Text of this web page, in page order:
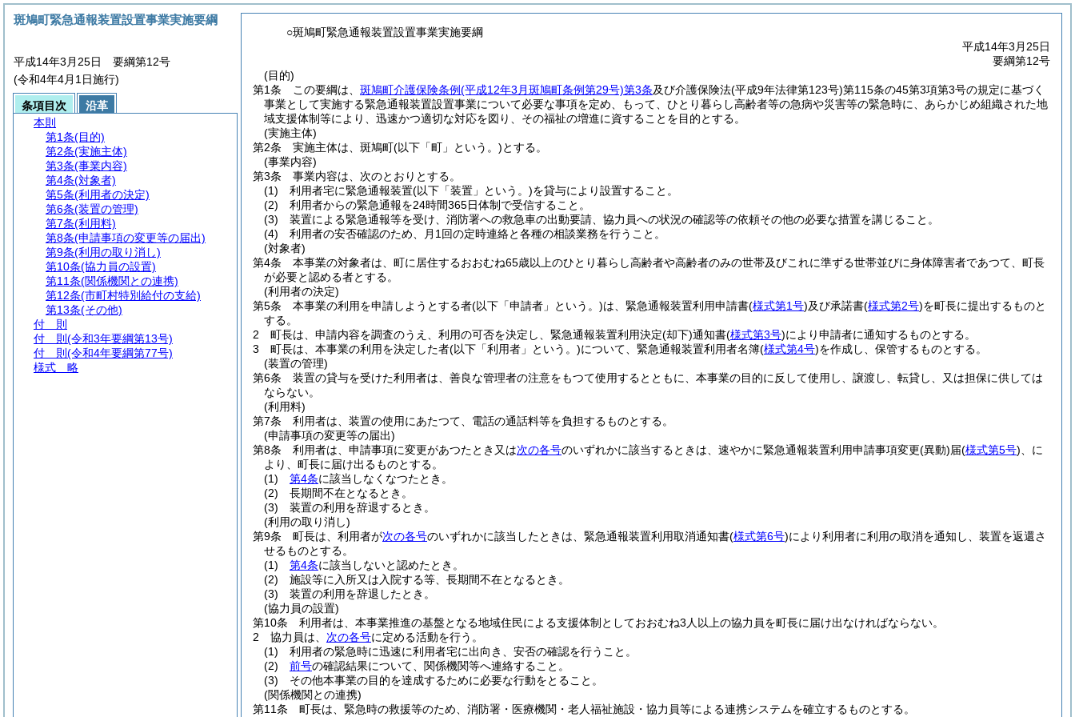
○斑鳩町緊急通報装置設置事業実施要綱
平成14年3月25日
要綱第12号
(目的)
第1条
この要綱は、 斑鳩町介護保険条例(平成12年3月斑鳩町条例第29号)第3条及び介護保険法(平成9年法律第123号)第115条の45第3項第3号の規定に基づく
事業として実施する緊急通報装置設置事業について必要な事項を定め、もって、ひとり暮らし高齢者等の急病や災害等の緊急時に、あらかじめ組織された地
域支援体制等により、迅速かつ適切な対応を図り、その福祉の増進に資することを目的とする。
(実施主体)
第2条
実施主体は、斑鳩町(以下「町」という。)とする。
(事業内容)
第3条
事業内容は、次のとおりとする。
(1)
利用者宅に緊急通報装置(以下「装置」という。)を貸与により設置すること。
(2)
利用者からの緊急通報を24時間365日体制で受信すること。
(3)
装置による緊急通報等を受け、消防署への救急車の出動要請、協力員への状況の確認等の依頼その他の必要な措置を講じること。
(4)
利用者の安否確認のため、月1回の定時連絡と各種の相談業務を行うこと。
(対象者)
第4条
本事業の対象者は、町に居住するおおむね65歳以上のひとり暮らし高齢者や高齢者のみの世帯及びこれに準ずる世帯並びに身体障害者であつて、町長
が必要と認める者とする。
(利用者の決定)
第5条
本事業の利用を申請しようとする者(以下「申請者」という。)は、緊急通報装置利用申請書(様式第1号)及び承諾書(様式第2号)を町長に提出するものと
する。
2
町長は、申請内容を調査のうえ、利用の可否を決定し、緊急通報装置利用決定(却下)通知書(様式第3号)により申請者に通知するものとする。
3
町長は、本事業の利用を決定した者(以下「利用者」という。)について、緊急通報装置利用者名簿(様式第4号)を作成し、保管するものとする。
(装置の管理)
第6条
装置の貸与を受けた利用者は、善良な管理者の注意をもつて使用するとともに、本事業の目的に反して使用し、譲渡し、転貸し、又は担保に供しては
ならない。
(利用料)
第7条
利用者は、装置の使用にあたつて、電話の通話料等を負担するものとする。
(申請事項の変更等の届出)
第8条
利用者は、申請事項に変更があつたとき又は次の各号のいずれかに該当するときは、速やかに緊急通報装置利用申請事項変更(異動)届(様式第5号) 、に
より、町長に届け出るものとする。
(1)
第4条に該当しなくなつたとき。
(2)
長期間不在となるとき。
(3)
装置の利用を辞退するとき。
(利用の取り消し)
第9条
町長は、利用者が次の各号のいずれかに該当したときは、緊急通報装置利用取消通知書(様式第6号)により利用者に利用の取消を通知し、装置を返還さ
せるものとする。
(1)
第4条に該当しないと認めたとき。
(2)
施設等に入所又は入院する等、長期間不在となるとき。
(3)
装置の利用を辞退したとき。
(協力員の設置)
第10条
利用者は、本事業推進の基盤となる地域住民による支援体制としておおむね3人以上の協力員を町長に届け出なければならない。
2
協力員は、 次の各号に定める活動を行う。
(1)
利用者の緊急時に迅速に利用者宅に出向き、安否の確認を行うこと。
(2)
前号の確認結果について、関係機関等へ連絡すること。
(3)
その他本事業の目的を達成するために必要な行動をとること。
(関係機関との連携)
第11条
町長は、緊急時の救援等のため、消防署・医療機関・老人福祉施設・協力員等による連携システムを確立するものとする。
斑鳩町緊急通報装置設置事業実施要綱
平成14年3月25日 要綱第12号
(令和4年4月1日施行)
条項目次
沿革
本則
第1条(目的)
第2条(実施主体)
第3条(事業内容)
第4条(対象者)
第5条(利用者の決定)
第6条(装置の管理)
第7条(利用料)
第8条(申請事項の変更等の届出)
第9条(利用の取り消し)
第10条(協力員の設置)
第11条(関係機関との連携)
第12条(市町村特別給付の支給)
第13条(その他)
付 則
付 則 (令和3年要綱第13号)
付 則 (令和4年要綱第77号)
様式 略